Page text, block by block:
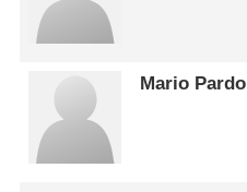
Mario Pardo